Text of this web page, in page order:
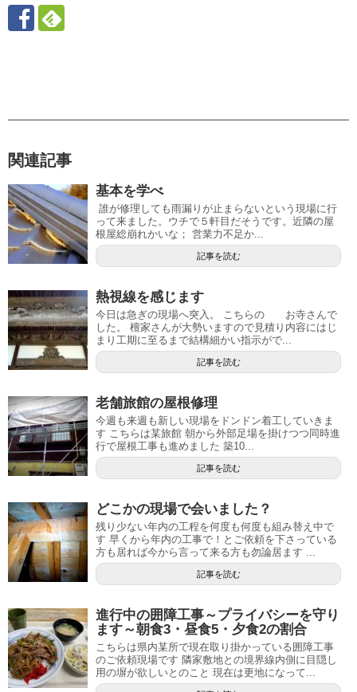
関連記事
基本を学べ
誰が修理しても雨漏りが止まらないという現場に行
って来ました。ウチで５軒目だそうです。近隣の屋
根屋総崩れかいな； 営業力不足か...
記事を読む
熱視線を感じます
今日は急ぎの現場へ突入。 こちらの お寺さんで
した。 檀家さんが大勢いますので見積り内容にはじ
まり工期に至るまで結構細かい指示がで...
記事を読む
老舗旅館の屋根修理
今週も来週も新しい現場をドンドン着工していきま
す こちらは某旅館 朝から外部足場を掛けつつ同時進
行で屋根工事も進めました 築10...
記事を読む
どこかの現場で会いました？
残り少ない年内の工程を何度も何度も組み替え中で
す 早くから年内の工事で！とご依頼を下さっている
方も居れば今から言って来る方も勿論居ます ...
記事を読む
進行中の囲障工事～プライバシーを守り
ます～朝食3・昼食5・夕食2の割合
こちらは県内某所で現在取り掛かっている囲障工事
のご依頼現場です 隣家敷地との境界線内側に目隠し
用の塀が欲しいとのこと 現在は更地になって...